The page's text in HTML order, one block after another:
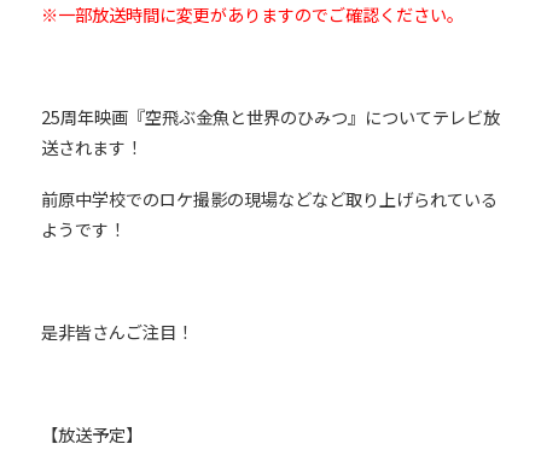
※一部放送時間に変更がありますのでご確認ください。
25周年映画『空飛ぶ金魚と世界のひみつ』についてテレビ放
送されます！
前原中学校でのロケ撮影の現場などなど取り上げられている
ようです！
是非皆さんご注目！
【放送予定】